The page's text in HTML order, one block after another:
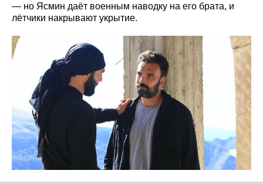
— но Ясмин даёт военным наводку на его брата, и
лётчики накрывают укрытие.